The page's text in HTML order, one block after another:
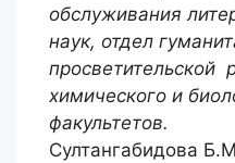
обслуживания
наук, отдел
просветительской
химического и
факультетов.
Султангабидова